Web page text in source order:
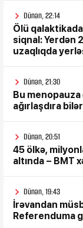
Dünən, 22:14
Ölü
siqnal: Yerdən
uzaqlıqda
Dünən, 21:30
Bu
ağırlaşdıra bilər
Dünən, 20:51
45 ölkə,
altında – BMT
Dünən, 19:43
İrəvandan
Referenduma